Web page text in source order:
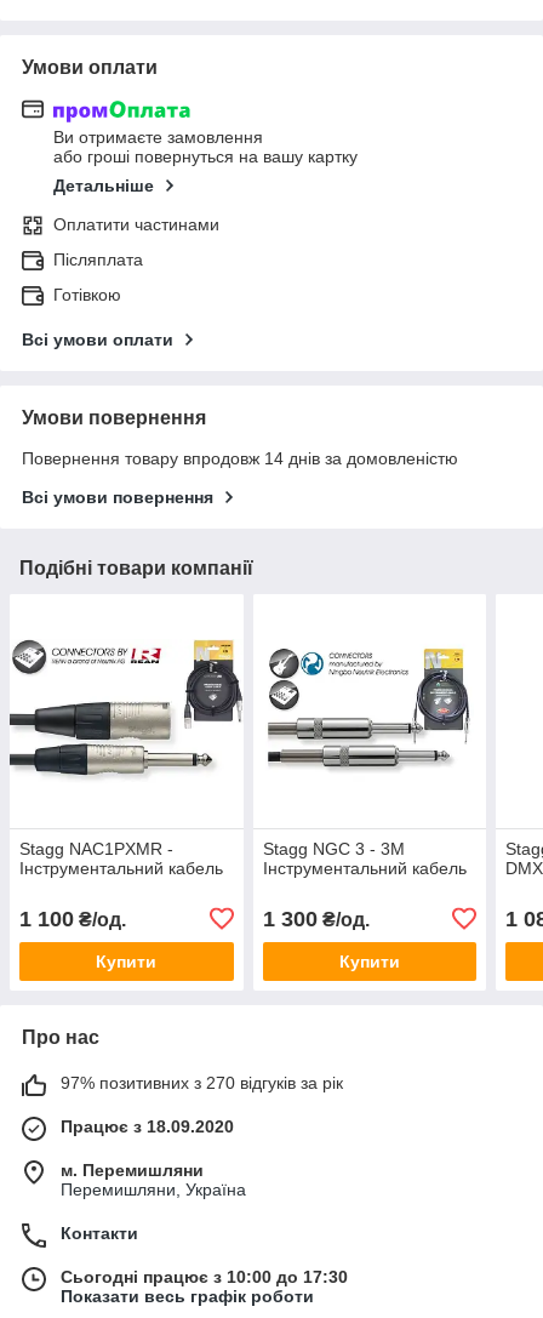
Умови оплати
Ви отримаєте замовлення
або гроші повернуться на вашу картку
Детальніше
Оплатити частинами
Післяплата
Готівкою
Всі умови оплати
Умови повернення
Повернення товару впродовж 14 днів за домовленістю
Всі умови повернення
Подібні товари компанії
Stagg NAC1PXMR -
Інструментальний кабель
1 100 ₴/од.
Купити
Stagg NGC 3 - 3M
Інструментальний кабель
1 300₴/од.
Купити
1
Про нас
97% позитивних з 270 відгуків за рік
Працює з 18.09.2020
м. Перемишляни
Перемишляни, Україна
Контакти
Сьогодні працює з 10:00 до 17:30
Показати весь графік роботи